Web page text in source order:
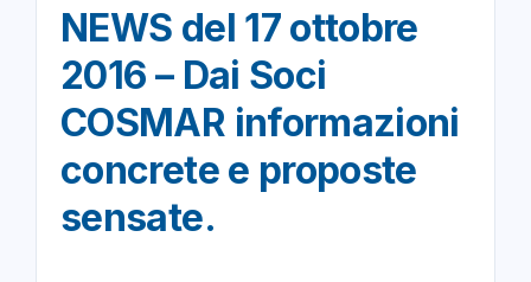
NEWS del 17 ottobre
2016 – Dai Soci
COSMAR informazioni
concrete e proposte
sensate.